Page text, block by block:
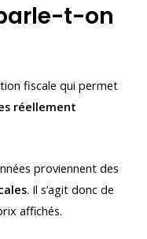
t-on
fiscale qui permet
réellement
proviennent des
. Il s’agit donc de
affichés.